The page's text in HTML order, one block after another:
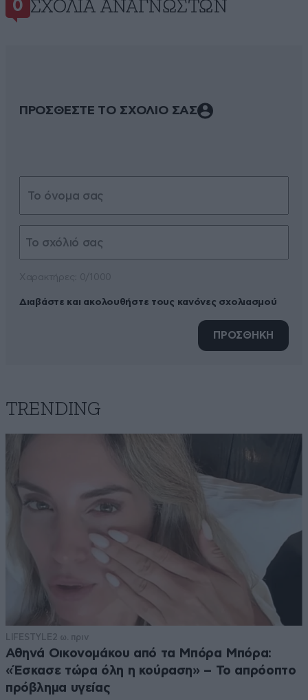
0 ΣΧΌΛΙΑ ΑΝΑΓΝΩΣΤΏΝ
ΠΡΟΣΘΕΣΤΕ ΤΟ ΣΧΟΛΙΟ ΣΑΣ
Διαβάστε και ακολουθήστε τους κανόνες σχολιασμού
ΠΡΟΣΘΗΚΗ
TRENDING
LIFESTYLE 2 ω. πριν
Αθηνά Οικονομάκου από τα Μπόρα Μπόρα:
«Έσκασε τώρα όλη η κούραση» – Το απρόοπτο
πρόβλημα υγείας